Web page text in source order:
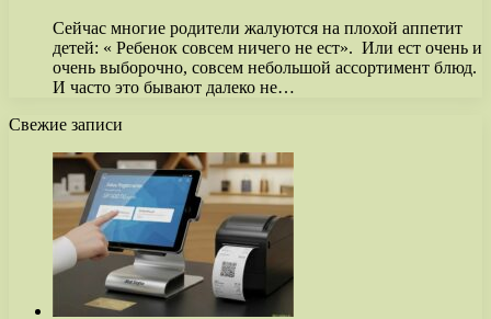
Сейчас многие родители жалуются на плохой аппетит
детей: « Ребенок совсем ничего не ест». Или ест очень и
очень выборочно, совсем небольшой ассортимент блюд.
И часто это бывают далеко не…
Свежие записи